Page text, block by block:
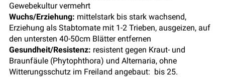
Gewebekultur vermehrt
Wuchs/Erziehung: mittelstark bis stark wachsend,
Erziehung als Stabtomate mit 1-2 Trieben, ausgeizen, auf
den untersten 40-50cm Blätter entfernen
Gesundheit/Resistenz: resistent gegen Kraut- und
Braunfäule (Phytophthora) und Alternaria, ohne
Witterungsschutz im Freiland angebaut: bis 25.